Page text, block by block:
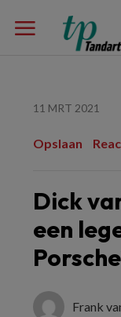
11 MRT 2021
Opslaan
Dick
een
Frank